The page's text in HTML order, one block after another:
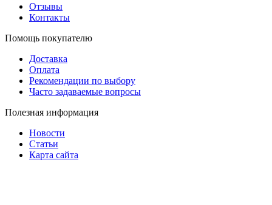
Отзывы
Контакты
Помощь покупателю
Доставка
Оплата
Рекомендации по выбору
Часто задаваемые вопросы
Полезная информация
Новости
Статьи
Карта сайта